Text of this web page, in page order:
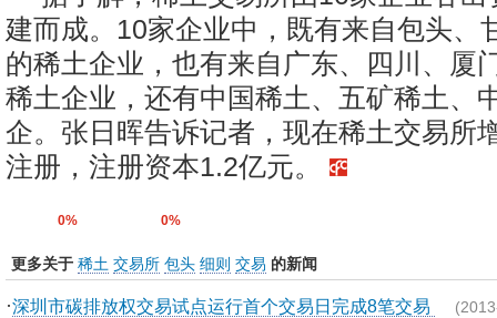
建而成。10家企业中，既有来自包头、
的稀土企业，也有来自广东、四川、厦
稀土企业，还有中国稀土、五矿稀土、
企。张日晖告诉记者，现在稀土交易所
注册，注册资本1.2亿元。
0% 0%
更多关于 稀土 交易所 包头 细则 交易 的新闻
·深圳市碳排放权交易试点运行首个交易日完成8笔交易